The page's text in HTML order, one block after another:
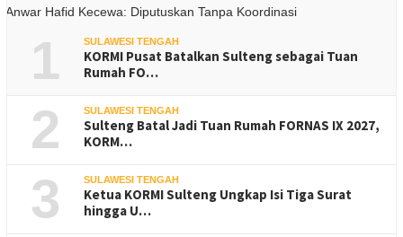
1 SULAWESI TENGAH
KORMI Pusat Batalkan Sulteng sebagai Tuan
Rumah FO…
2 SULAWESI TENGAH
Sulteng Batal Jadi Tuan Rumah FORNAS IX 2027,
KORM…
3 SULAWESI TENGAH
Ketua KORMI Sulteng Ungkap Isi Tiga Surat
hingga U…